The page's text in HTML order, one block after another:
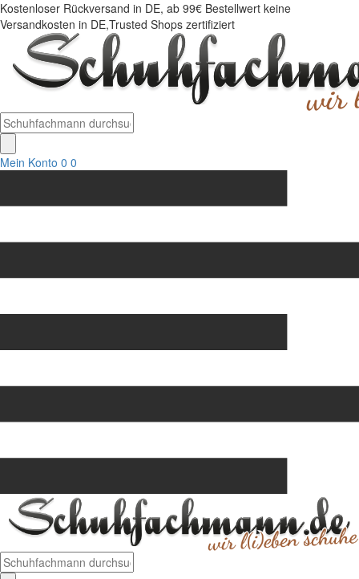
Kostenloser Rückversand in DE, ab 99€ Bestellwert keine
Versandkosten in DE,Trusted Shops zertifiziert
Mein Konto 0 0